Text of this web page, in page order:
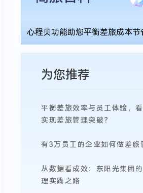
心程贝功能助您平衡差旅成本节
为您推荐
平衡差旅效率与员工体验，
实现差旅管理突破？
有3万员工的企业如何做差旅
从数据看成效：东阳光集团
理实践之路